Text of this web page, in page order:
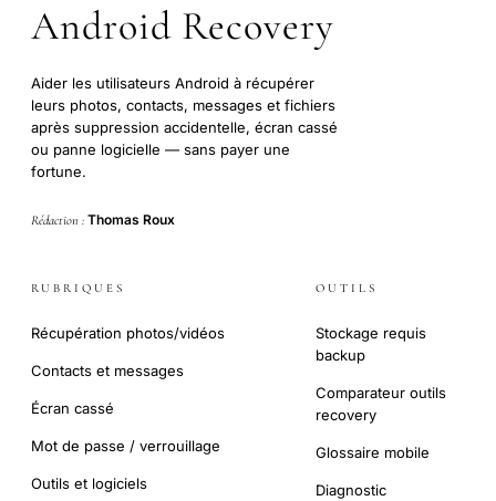
Android Recovery
Aider les utilisateurs Android à récupérer
leurs photos, contacts, messages et fichiers
après suppression accidentelle, écran cassé
ou panne logicielle — sans payer une
fortune.
Rédaction : Thomas Roux
RUBRIQUES
Récupération photos/vidéos
Contacts et messages
Écran cassé
Mot de passe / verrouillage
Outils et logiciels
OUTILS
Stockage requis
backup
Comparateur outils
recovery
Glossaire mobile
Diagnostic